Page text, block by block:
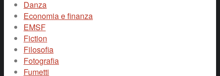
Danza
Economia e finanza
EMSF
Fiction
Filosofia
Fotografia
Fumetti